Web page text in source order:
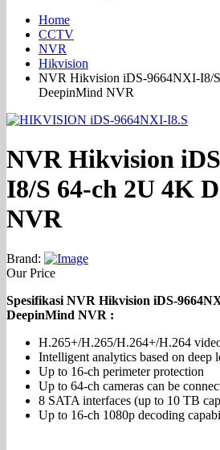
Home
CCTV
NVR
Hikvision
NVR Hikvision iDS-9664NXI-I8/
DeepinMind NVR
NVR Hikvision
I8/S 64-ch 2U 4K
NVR
Brand:
Our Price
Spesifikasi NVR Hikvision iDS-
DeepinMind NVR :
H.265+/H.265/H.264+/H.264
Intelligent analytics based on deep
Up to 16-ch perimeter protection
Up to 64-ch cameras can be
8 SATA interfaces (up to 10 TB
Up to 16-ch 1080p decoding